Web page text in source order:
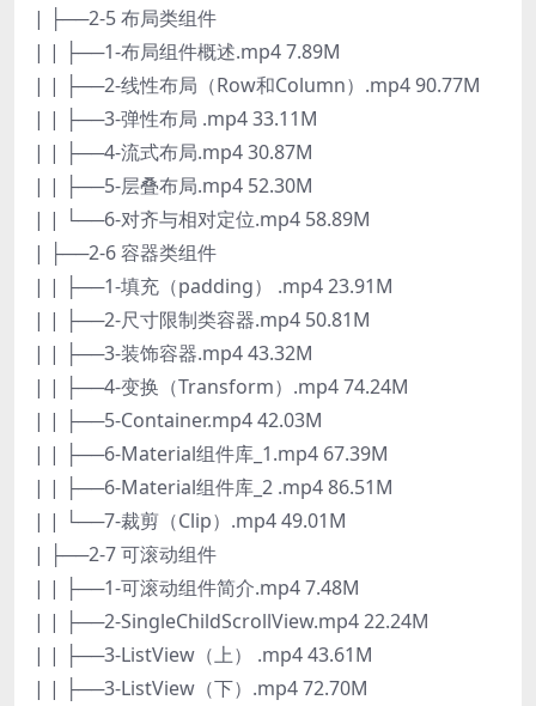
| ├──2-5 布局类组件
| | ├──1-布局组件概述.mp4 7.89M
| | ├──2-线性布局（Row和Column）.mp4 90.77M
| | ├──3-弹性布局 .mp4 33.11M
| | ├──4-流式布局.mp4 30.87M
| | ├──5-层叠布局.mp4 52.30M
| | └──6-对齐与相对定位.mp4 58.89M
| ├──2-6 容器类组件
| | ├──1-填充（padding） .mp4 23.91M
| | ├──2-尺寸限制类容器.mp4 50.81M
| | ├──3-装饰容器.mp4 43.32M
| | ├──4-变换（Transform）.mp4 74.24M
| | ├──5-Container.mp4 42.03M
| | ├──6-Material组件库_1.mp4 67.39M
| | ├──6-Material组件库_2 .mp4 86.51M
| | └──7-裁剪（Clip）.mp4 49.01M
| ├──2-7 可滚动组件
| | ├──1-可滚动组件简介.mp4 7.48M
| | ├──2-SingleChildScrollView.mp4 22.24M
| | ├──3-ListView（上） .mp4 43.61M
| | ├──3-ListView（下）.mp4 72.70M